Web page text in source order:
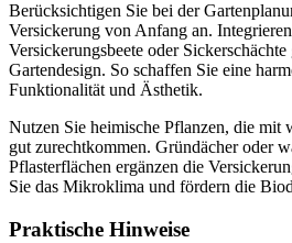
Berücksichtigen Sie bei der
Versickerung von Anfang an.
Versickerungsbeete oder
Gartendesign. So schaffen Sie eine
Funktionalität und Ästhetik.
Nutzen Sie heimische Pflanzen, die mit
gut zurechtkommen. Gründächer oder
Pflasterflächen ergänzen die
Sie das Mikroklima und fördern die
Praktische Hinweise